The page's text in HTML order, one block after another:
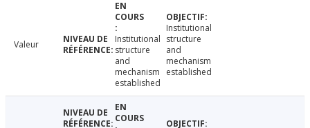
Valeur
Institutional
structure
and
mechanism
established
Institutional
structure
and
mechanism
established